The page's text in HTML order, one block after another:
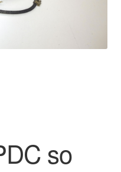
so